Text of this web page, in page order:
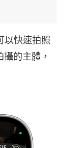
以快速拍照
的主體，